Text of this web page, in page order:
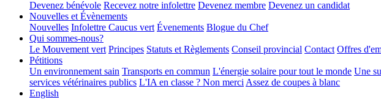
Devenez bénévole Recevez notre infolettre Devenez membre Devenez un candidat
Nouvelles et Évènements
Nouvelles Infolettre Caucus vert Évenements Blogue du Chef
Qui sommes-nous?
Le Mouvement vert Principes Statuts et Règlements Conseil provincial Contact Offres
Pétitions
Un environnement sain Transports en commun L'énergie solaire pour tout le monde Une
services vétérinaires publics L'IA en classe ? Non merci Assez de coupes à blanc
English